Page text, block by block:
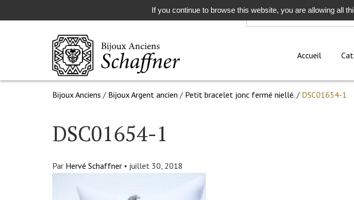
Rechercher
Accueil
Bijoux Anciens / Bijoux Argent ancien / Petit bracelet jonc fermé niellé. / DSC01654-1
DSC01654-1
Par Hervé Schaffner • juillet 30, 2018
If you continue to browse this website, you are allowing all